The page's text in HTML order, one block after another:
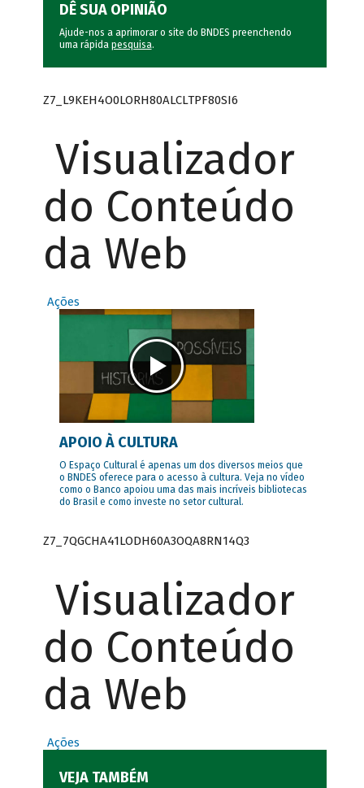
DÊ SUA OPINIÃO
Ajude-nos a aprimorar o site do BNDES preenchendo
uma rápida pesquisa.
Z7_L9KEH4O0LORH80ALCLTPF80SI6
Visualizador
do Conteúdo
da Web
Ações
APOIO À CULTURA
O Espaço Cultural é apenas um dos diversos meios que
o BNDES oferece para o acesso à cultura. Veja no vídeo
como o Banco apoiou uma das mais incríveis bibliotecas
do Brasil e como investe no setor cultural.
Z7_7QGCHA41LODH60A3OQA8RN14Q3
Visualizador
do Conteúdo
da Web
Ações
VEJA TAMBÉM